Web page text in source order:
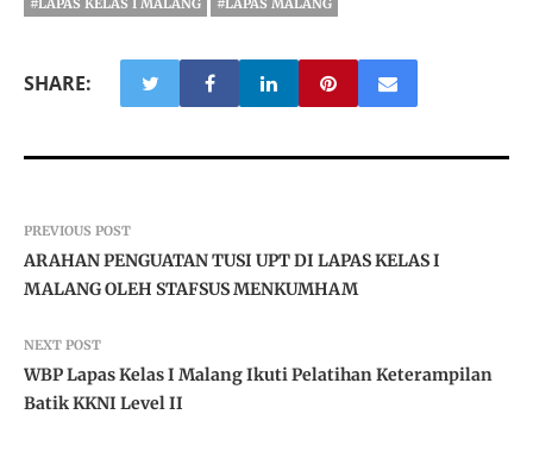
#LAPAS KELAS I MALANG
#LAPAS MALANG
SHARE:
PREVIOUS POST
ARAHAN PENGUATAN TUSI UPT DI LAPAS KELAS I
MALANG OLEH STAFSUS MENKUMHAM
NEXT POST
WBP Lapas Kelas I Malang Ikuti Pelatihan Keterampilan
Batik KKNI Level II